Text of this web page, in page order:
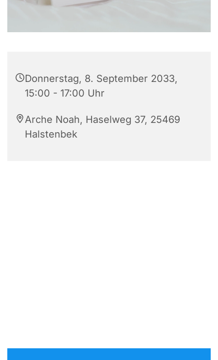
Donnerstag, 8. September 2033,
15:00 - 17:00 Uhr
Arche Noah, Haselweg 37, 25469
Halstenbek